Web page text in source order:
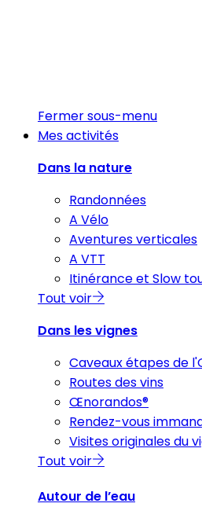
Fermer sous-menu
Mes activités
Dans la nature
Randonnées
A Vélo
Aventures verticales
A VTT
Itinérance et Slow
Tout voir
Dans les vignes
Caveaux étapes de
Routes des vins
Œnorandos®
Rendez-vous
Visites originales du
Tout voir
Autour de l’eau